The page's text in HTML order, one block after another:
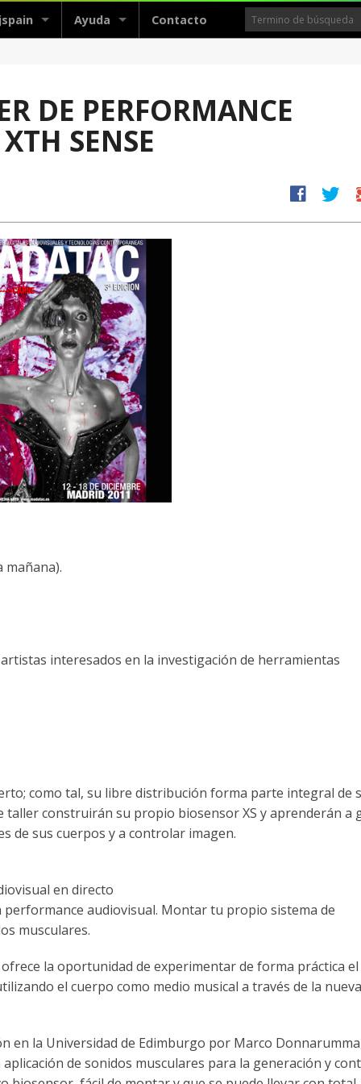
Ayuda Contacto
DE PERFORMANCE
SENSE
facebook twitter
mañana).
interesados en la investigación de herramientas
como tal, su libre distribución forma parte integral de
construirán su propio biosensor XS y aprenderán a
de sus cuerpos y a controlar imagen.
en directo
audiovisual. Montar tu propio sistema de
musculares.
la oportunidad de experimentar de forma práctica
el cuerpo como medio musical a través de la nueva
en la Universidad de Edimburgo por Marco
de sonidos musculares para la generación y